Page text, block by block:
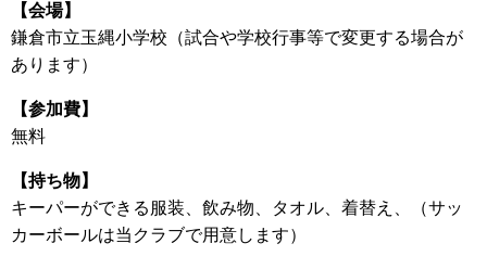
【会場】
鎌倉市立玉縄小学校（試合や学校行事等で変更する場合が
あります）
【参加費】
無料
【持ち物】
キーパーができる服装、飲み物、タオル、着替え、（サッ
カーボールは当クラブで用意します）